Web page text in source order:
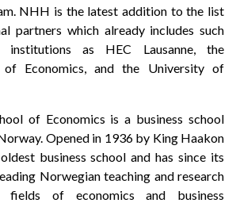
NHH is the latest addition to the list
partners which already includes such
institutions as HEC Lausanne, the
of Economics, and the University of
of Economics is a business school
Opened in 1936 by King Haakon
business school and has since its
Norwegian teaching and research
of economics and business